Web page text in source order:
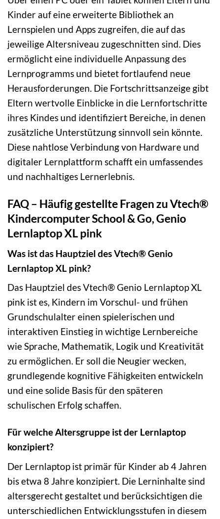
Kinder auf eine erweiterte Bibliothek an
Lernspielen und Apps zugreifen, die auf das
jeweilige Altersniveau zugeschnitten sind. Dies
ermöglicht eine individuelle Anpassung des
Lernprogramms und bietet fortlaufend neue
Herausforderungen. Die Fortschrittsanzeige gibt
Eltern wertvolle Einblicke in die Lernfortschritte
ihres Kindes und identifiziert Bereiche, in denen
zusätzliche Unterstützung sinnvoll sein könnte.
Diese nahtlose Verbindung von Hardware und
digitaler Lernplattform schafft ein umfassendes
und nachhaltiges Lernerlebnis.
FAQ – Häufig gestellte Fragen zu Vtech®
Kindercomputer School & Go, Genio
Lernlaptop XL pink
Was ist das Hauptziel des Vtech® Genio
Lernlaptop XL pink?
Das Hauptziel des Vtech® Genio Lernlaptop XL
pink ist es, Kindern im Vorschul- und frühen
Grundschulalter einen spielerischen und
interaktiven Einstieg in wichtige Lernbereiche
wie Sprache, Mathematik, Logik und Kreativität
zu ermöglichen. Er soll die Neugier wecken,
grundlegende kognitive Fähigkeiten entwickeln
und eine solide Basis für den späteren
schulischen Erfolg schaffen.
Für welche Altersgruppe ist der Lernlaptop
konzipiert?
Der Lernlaptop ist primär für Kinder ab 4 Jahren
bis etwa 8 Jahre konzipiert. Die Lerninhalte sind
altersgerecht gestaltet und berücksichtigen die
unterschiedlichen Entwicklungsstufen in diesem